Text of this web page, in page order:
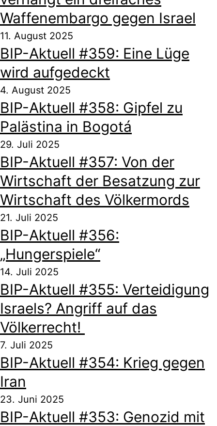
Waffenembargo gegen Israel
11. August 2025
BIP-Aktuell #359: Eine Lüge
wird aufgedeckt
4. August 2025
BIP-Aktuell #358: Gipfel zu
Palästina in Bogotá
29. Juli 2025
BIP-Aktuell #357: Von der
Wirtschaft der Besatzung zur
Wirtschaft des Völkermords
21. Juli 2025
BIP-Aktuell #356:
„Hungerspiele“
14. Juli 2025
BIP-Aktuell #355: Verteidigung
Israels? Angriff auf das
Völkerrecht!
7. Juli 2025
BIP-Aktuell #354: Krieg gegen
Iran
23. Juni 2025
BIP-Aktuell #353: Genozid mit